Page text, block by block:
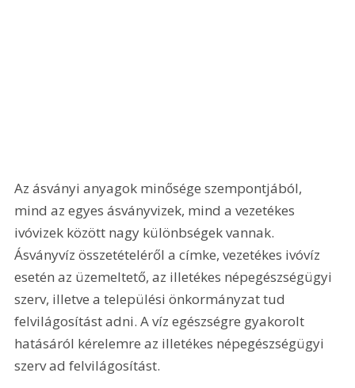
Az ásványi anyagok minősége szempontjából,
mind az egyes ásványvizek, mind a vezetékes
ivóvizek között nagy különbségek vannak.
Ásványvíz összetételéről a címke, vezetékes ivóvíz
esetén az üzemeltető, az illetékes népegészségügyi
szerv, illetve a települési önkormányzat tud
felvilágosítást adni. A víz egészségre gyakorolt
hatásáról kérelemre az illetékes népegészségügyi
szerv ad felvilágosítást.